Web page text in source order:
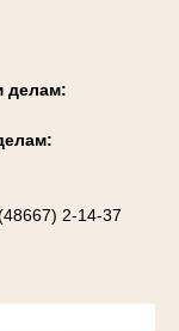
делам:
2-14-37